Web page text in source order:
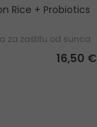
Rice + Probiotics
za zaštitu od sunca
16,50 €